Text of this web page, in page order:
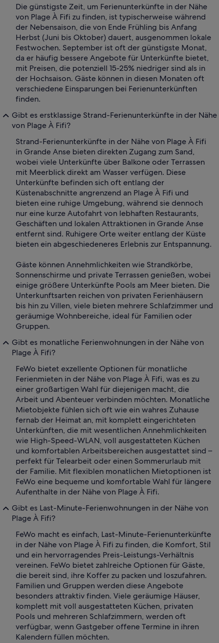
Die günstigste Zeit, um Ferienunterkünfte in der Nähe
von Plage À Fifi zu finden, ist typischerweise während
der Nebensaison, die von Ende Frühling bis Anfang
Herbst (Juni bis Oktober) dauert, ausgenommen lokale
Festwochen. September ist oft der günstigste Monat,
da er häufig bessere Angebote für Unterkünfte bietet,
mit Preisen, die potenziell 15-25% niedriger sind als in
der Hochsaison. Gäste können in diesen Monaten oft
verschiedene Einsparungen bei Ferienunterkünften
finden.
Gibt es erstklassige Strand-Ferienunterkünfte in der Nähe
von Plage À Fifi?
Strand-Ferienunterkünfte in der Nähe von Plage À Fifi
in Grande Anse bieten direkten Zugang zum Sand,
wobei viele Unterkünfte über Balkone oder Terrassen
mit Meerblick direkt am Wasser verfügen. Diese
Unterkünfte befinden sich oft entlang der
Küstenabschnitte angrenzend an Plage À Fifi und
bieten eine ruhige Umgebung, während sie dennoch
nur eine kurze Autofahrt von lebhaften Restaurants,
Geschäften und lokalen Attraktionen in Grande Anse
entfernt sind. Ruhigere Orte weiter entlang der Küste
bieten ein abgeschiedeneres Erlebnis zur Entspannung.
Gäste können Annehmlichkeiten wie Strandkörbe,
Sonnenschirme und private Terrassen genießen, wobei
einige größere Unterkünfte Pools am Meer bieten. Die
Unterkunftsarten reichen von privaten Ferienhäusern
bis hin zu Villen, viele bieten mehrere Schlafzimmer und
geräumige Wohnbereiche, ideal für Familien oder
Gruppen.
Gibt es monatliche Ferienwohnungen in der Nähe von
Plage À Fifi?
FeWo bietet exzellente Optionen für monatliche
Ferienmieten in der Nähe von Plage À Fifi, was es zu
einer großartigen Wahl für diejenigen macht, die
Arbeit und Abenteuer verbinden möchten. Monatliche
Mietobjekte fühlen sich oft wie ein wahres Zuhause
fernab der Heimat an, mit komplett eingerichteten
Unterkünften, die mit wesentlichen Annehmlichkeiten
wie High-Speed-WLAN, voll ausgestatteten Küchen
und komfortablen Arbeitsbereichen ausgestattet sind –
perfekt für Telearbeit oder einen Sommerurlaub mit
der Familie. Mit flexiblen monatlichen Mietoptionen ist
FeWo eine bequeme und komfortable Wahl für längere
Aufenthalte in der Nähe von Plage À Fifi.
Gibt es Last-Minute-Ferienwohnungen in der Nähe von
Plage À Fifi?
FeWo macht es einfach, Last-Minute-Ferienunterkünfte
in der Nähe von Plage À Fifi zu finden, die Komfort, Stil
und ein hervorragendes Preis-Leistungs-Verhältnis
vereinen. FeWo bietet zahlreiche Optionen für Gäste,
die bereit sind, ihre Koffer zu packen und loszufahren.
Familien und Gruppen werden diese Angebote
besonders attraktiv finden. Viele geräumige Häuser,
komplett mit voll ausgestatteten Küchen, privaten
Pools und mehreren Schlafzimmern, werden oft
verfügbar, wenn Gastgeber offene Termine in ihren
Kalendern füllen möchten.